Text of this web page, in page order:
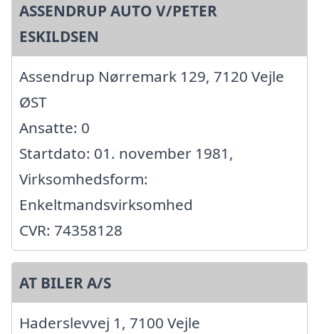
ASSENDRUP AUTO V/PETER
ESKILDSEN
Assendrup Nørremark 129, 7120 Vejle
ØST
Ansatte: 0
Startdato: 01. november 1981,
Virksomhedsform:
Enkeltmandsvirksomhed
CVR: 74358128
AT BILER A/S
Haderslevvej 1, 7100 Vejle